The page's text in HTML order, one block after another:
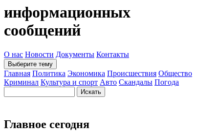
информационных
сообщений
О нас Новости Документы Контакты
Выберите тему
Главная Политика Экономика Происшествия Общество
Криминал Культура и спорт Авто Скандалы Погода
Главное сегодня